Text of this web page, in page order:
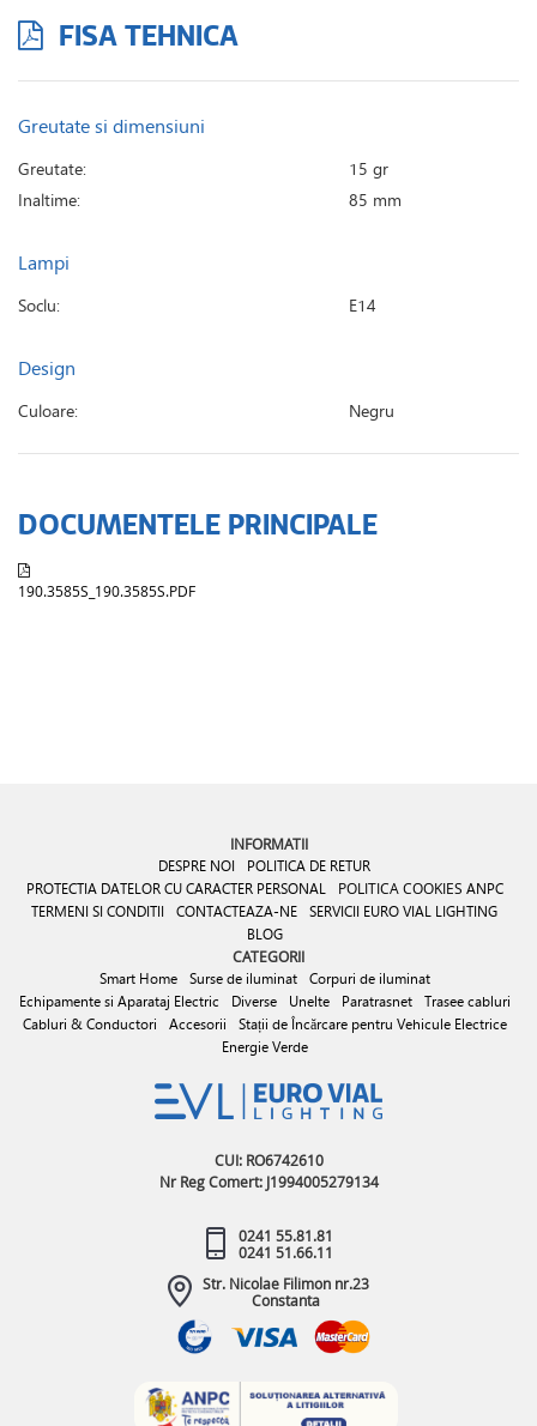
FISA TEHNICA
Greutate si dimensiuni
Greutate:
15 gr
Inaltime:
85 mm
Lampi
Soclu: E14
Design
Culoare: Negru
DOCUMENTELE PRINCIPALE
190.3585S_190.3585S.PDF
INFORMATII
DESPRE NOI
POLITICA DE RETUR
PROTECTIA DATELOR CU CARACTER PERSONAL
POLITICA COOKIES ANPC
TERMENI SI CONDITII
CONTACTEAZA-NE SERVICII EURO VIAL LIGHTING
BLOG
CATEGORII
Smart Home Surse de iluminat
Corpuri de iluminat
Echipamente si Aparataj Electric
Diverse Unelte Paratrasnet
Trasee cabluri
Cabluri & Conductori
Accesorii
Stații de Încărcare pentru Vehicule Electrice
Energie Verde
CUI: RO6742610
Nr Reg Comert: J1994005279134
0241 55.81.81
0241 51.66.11
Str. Nicolae Filimon nr.23
Constanta